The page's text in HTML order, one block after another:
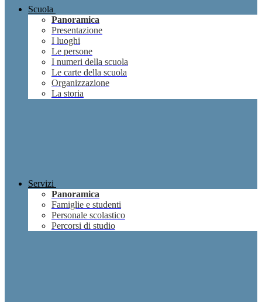
Scuola
Panoramica
Presentazione
I luoghi
Le persone
I numeri della scuola
Le carte della scuola
Organizzazione
La storia
Servizi
Panoramica
Famiglie e studenti
Personale scolastico
Percorsi di studio